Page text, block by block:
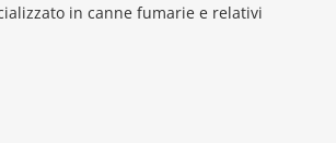
in canne fumarie e relativi